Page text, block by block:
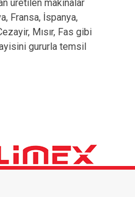
üretilen makinalar
Fransa, İspanya,
Mısır, Fas gibi
gururla temsil